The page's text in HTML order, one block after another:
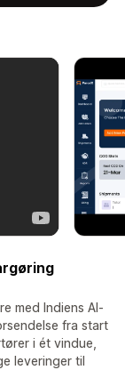
med Indiens AI-
fra start
i ét vindue,
leveringer til